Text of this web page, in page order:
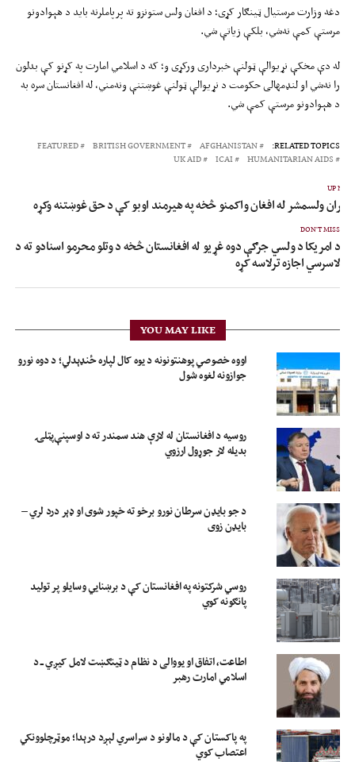
دغه وزارت مرستیال ټینګار کړی؛ د افغان ولس ستونزو ته پرپاملرنه باید د هېوادونو
مرستې کمې نه‌شي، بلکې زیاتې شي.
له دې مخکې نړیوالې ټولنې خبرداری ورکړی و؛ که د اسلامي امارت په کړنو کې بدلون
را نه‌شي او لنډمهالی حکومت د نړیوالې ټولنې غوښتنې ونه‌مني، له افغانستان سره به
د هېوادونو مرستې کمې شي.
RELATED TOPICS:
AFGHANISTAN
BRITISH GOVERNMENT
FEATURED
HUMANITARIAN AIDS
ICAI
UK AID
UP
ایران ولسمشر له افغان واکمنو څخه په هیرمند اوبو کې د حق غوښتنه وکړه
DON'T MISS
د امریکا د ولسي جرګې دوه غړیو له افغانستان څخه د وتلو محرمو اسنادو ته د
لاسرسي اجازه ترلاسه کړه
YOU MAY LIKE
اووه خصوصي پوهنتونونه د یوه کال لپاره ځنډېدلي؛ د دوه نورو
جوازونه لغوه شول
روسیه د افغانستان له لارې هند سمندر ته د اوسپنې‌پټلۍ
بدیله لار جوړول ارزوي
د جو بایډن سرطان نورو برخو ته خپور شوی او ډېر درد لري –
بایډن زوی
روسي شرکتونه په افغانستان کې د برښنايي وسایلو پر تولید
پانګونه کوي
اطاعت، اتفاق او یووالی د نظام د ټینګښت لامل کیږي ــ د
اسلامي امارت رهبر
په پاکستان کې د مالونو د سراسري لېږد درېدا؛ موټرچلوونکي
اعتصاب کوي